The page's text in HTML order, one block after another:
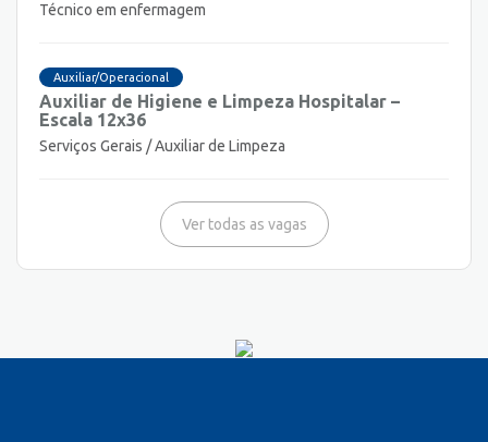
Técnico em enfermagem
Auxiliar/Operacional
Auxiliar de Higiene e Limpeza Hospitalar –
Escala 12x36
Serviços Gerais / Auxiliar de Limpeza
Ver todas as vagas